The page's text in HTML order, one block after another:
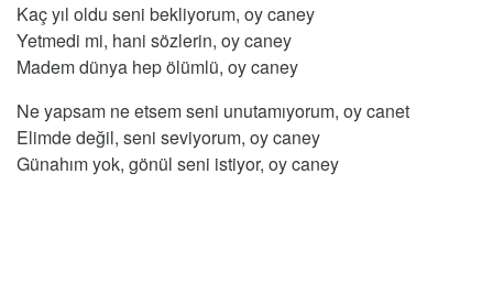
Kaç yıl oldu seni bekliyorum, oy caney
Yetmedi mi, hani sözlerin, oy caney
Madem dünya hep ölümlü, oy caney
Ne yapsam ne etsem seni unutamıyorum, oy canet
Elimde değil, seni seviyorum, oy caney
Günahım yok, gönül seni istiyor, oy caney